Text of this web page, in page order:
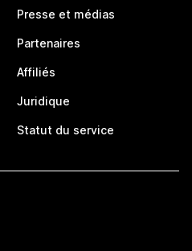
Presse et médias
Partenaires
Affiliés
Juridique
Statut du service